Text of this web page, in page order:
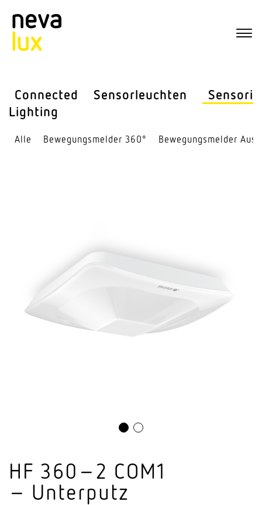
Connected
Lighting
Sensor­leuchten Sensorik
Alle Bewe­gungs­melder 360° Bewe­gungs­melder
HF 360–2 COM1
– Unterputz